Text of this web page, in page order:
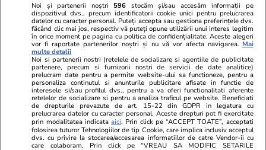
încercat să treacă peste
polițiștii de frontieră din Ruse
cu mastodontul
Știri România 28 iul.
Și Ileana, soţia lui Gradu Cîrpaci,
a fost predată autorităţilor din
Noi și partenerii noștri 596 stocăm și/sau accesăm informații pe
dispozitivul dvs., precum identificatorii cookie unici pentru prelucrarea
datelor cu caracter personal. Puteți accepta sau gestiona preferințele dvs.
făcând clic mai jos, respectiv vă puteți opune utilizării unui interes legitim
în orice moment pe pagina cu politica de confidențialitate. Aceste alegeri
vor fi raportate partenerilor noștri și nu vă vor afecta navigarea. Mai
multe detalii
Noi si partenerii nostri (retelele de socializare si agentiile de publicitate
partenere, precum si furnizorii nostri de servicii de date analitice)
prelucram date pentru a permite website-ului sa functioneze, pentru a
personaliza continutul si anunturile publicitare afisate in functie de
interesele si/sau profilul dvs., pentru a va oferi functionalitati aferente
retelelor de socializare si pentru a analiza traficul pe website. Beneficiati
de drepturile prevazute de art. 15-22 din GDPR in legatura cu
prelucrarea datelor cu caracter personal. Aceste drepturi pot fi exercitate
prin modalitatea indicataaici. Prin click pe “ACCEPT TOATE”, acceptati
folosirea tuturor Tehnologiilor de tip Cookie, care implica inclusiv acceptul
dvs. cu privire la stocarea/accesarea informatiilor de catre Vendor-ii cu
care colaboram. Prin click pe “VREAU SA MODIFIC SETARILE